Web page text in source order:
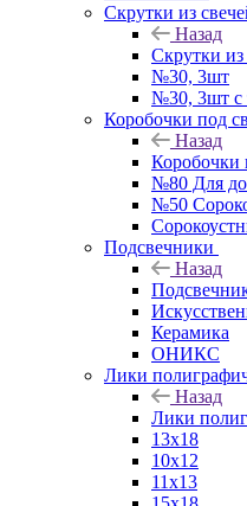
Скрутки из
Назад
Скрутки из
№30, 3шт
№30, 3шт с
Коробочки под
Назад
Коробочки
№80 Для
№50
Подсвечники
Назад
Керамика
ОНИКС
Лики
Назад
Лики
13x18
10x12
11х13